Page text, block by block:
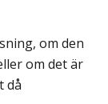
om den
om det är
då